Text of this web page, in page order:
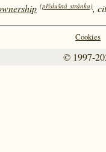
(příslušná stránka),
Cookies
© 1997-